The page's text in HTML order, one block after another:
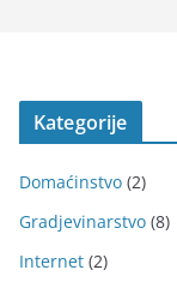
Kategorije
Domaćinstvo (2)
Gradjevinarstvo (8)
Internet (2)